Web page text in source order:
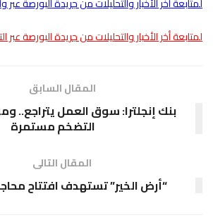
لمتابعة أخر الأخبار والتحليلات من جريدة البورصة
لمتابعة أخر الأخبار والتحليلات من جريدة البورصة عبر
المقال السابق
بنك إنجلترا: سوق العمل يتراجع..
التضخم مستمرة
المقال التالى
“أرض الخير” تستهدف افتتاح